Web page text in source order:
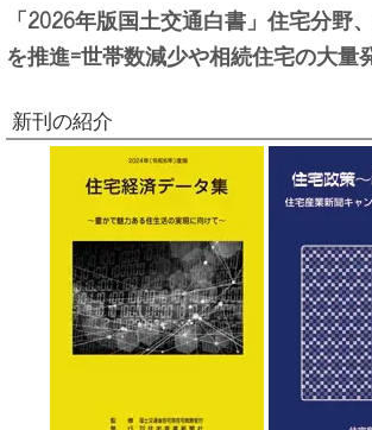
「2026年版国土交通白書」住宅分野
を推進=世帯数減少や相続住宅の大量
新刊の紹介